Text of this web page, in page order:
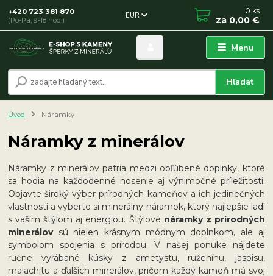
Menu
EUR
Hľadať
+420 723 381 870
(Po-Pá, 9-18 hod.)
0 ks
za 0,00 €
Úvod Náramky
Náramky z minerálov
Náramky z minerálov patria medzi obľúbené doplnky, ktoré
sa hodia na každodenné nosenie aj výnimočné príležitosti.
Objavte široký výber prírodných kameňov a ich jedinečných
vlastností a vyberte si minerálny náramok, ktorý najlepšie ladí
s vaším štýlom aj energiou. Štýlové náramky z prírodných
minerálovsú nielen krásnym módnym doplnkom, ale aj
symbolom spojenia s prírodou. V našej ponuke nájdete
ručne vyrábané kúsky z ametystu, ruženínu, jaspisu,
malachitu a ďalších minerálov, pričom každý kameň má svoj